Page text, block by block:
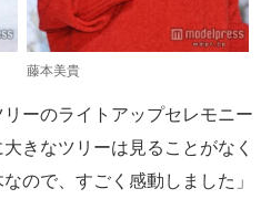
藤本美貴
ーのライトアップセレモニー
きなツリーは見ることがなく
ので、すごく感動しました」